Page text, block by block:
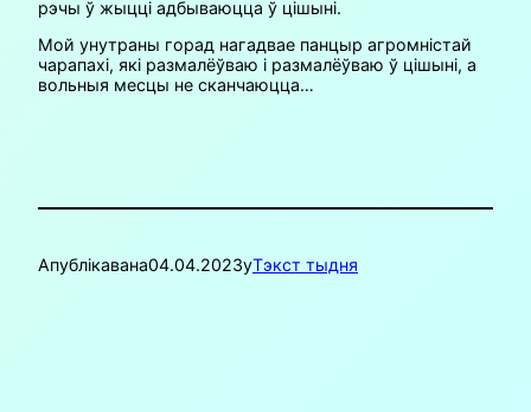
рэчы ў жыцці адбываюцца ў цішыні.
Мой унутраны горад нагадвае панцыр агромністай
чарапахі, які размалёўваю і размалёўваю ў цішыні, а
вольныя месцы не сканчаюцца…
Апублікавана04.04.2023уТэкст тыдня